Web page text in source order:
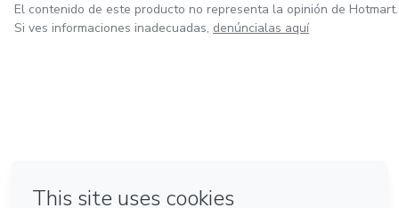
El contenido de este producto no representa la opinión de Hotmart.
Si ves informaciones inadecuadas, denúncialas aquí
Hecho con❤ en Belo Horizonte